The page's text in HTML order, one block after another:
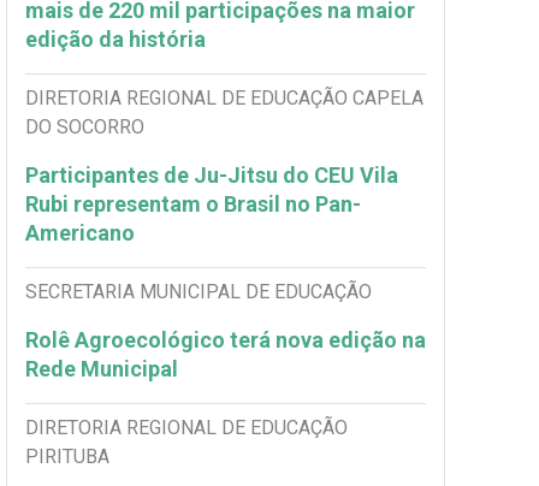
mais de 220 mil participações na maior
edição da história
DIRETORIA REGIONAL DE EDUCAÇÃO CAPELA
DO SOCORRO
Participantes de Ju-Jitsu do CEU Vila
Rubi representam o Brasil no Pan-
Americano
SECRETARIA MUNICIPAL DE EDUCAÇÃO
Rolê Agroecológico terá nova edição na
Rede Municipal
DIRETORIA REGIONAL DE EDUCAÇÃO
PIRITUBA